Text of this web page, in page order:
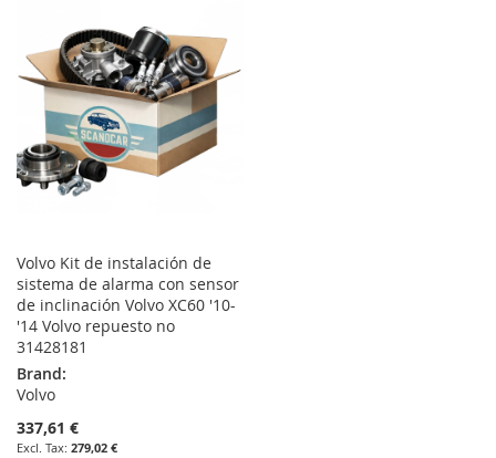
LIST
Volvo Kit de instalación de
sistema de alarma con sensor
de inclinación Volvo XC60 '10-
'14 Volvo repuesto no
31428181
Brand:
Volvo
337,61 €
279,02 €